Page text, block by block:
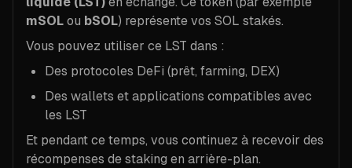
mSOLou bSOL) représente vos SOL stakés.
Vous pouvez utiliser ce LST dans :
Des protocoles DeFi (prêt, farming, DEX)
Des wallets et applications compatibles avec
les LST
Et pendant ce temps, vous continuez à recevoir des
récompenses de staking en arrière-plan.